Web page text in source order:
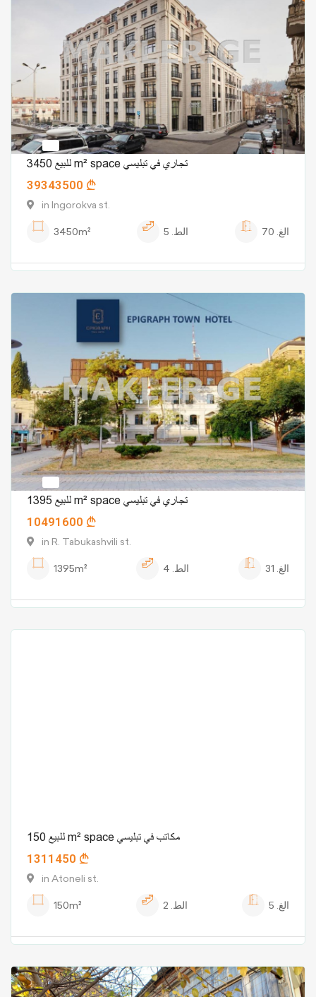
للبيع 3450 m² space تجاري في تبليسي
39343500
in Ingorokva st.
3450m²
الط. 5 الغ. 70
للبيع 1395 m² space تجاري في تبليسي
10491600
in R. Tabukashvili st.
1395m²
الط. 4 الغ. 31
للبيع 150 m² space مكاتب في تبليسي
1311450
in Atoneli st.
150m²
الط. 2 الغ. 5